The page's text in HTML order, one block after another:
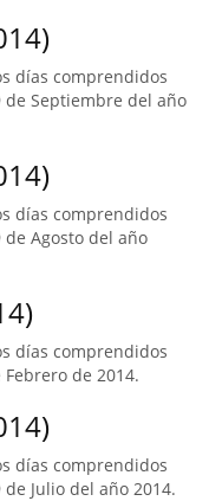
días comprendidos
Septiembre del año
días comprendidos
Agosto del año
días comprendidos
de 2014.
días comprendidos
Julio del año 2014.